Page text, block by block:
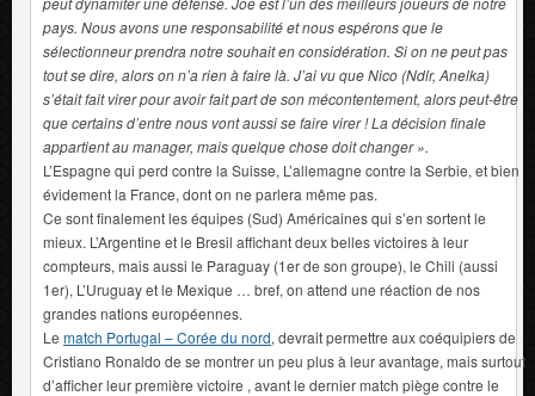
pays. Nous avons une responsabilité et nous espérons que le
sélectionneur prendra notre souhait en considération. Si on ne peut pas
tout se dire, alors on n’a rien à faire là. J’ai vu que Nico (Ndlr, Anelka)
s’était fait virer pour avoir fait part de son mécontentement, alors peut-être
que certains d’entre nous vont aussi se faire virer ! La décision finale
appartient au manager, mais quelque chose doit changer ».
L’Espagne qui perd contre la Suisse, L’allemagne contre la Serbie, et bien
évidement la France, dont on ne parlera même pas.
Ce sont finalement les équipes (Sud) Américaines qui s’en sortent le
mieux. L’Argentine et le Bresil affichant deux belles victoires à leur
compteurs, mais aussi le Paraguay (1er de son groupe), le Chili (aussi
1er), L’Uruguay et le Mexique … bref, on attend une réaction de nos
grandes nations européennes.
Le match Portugal – Corée du nord, devrait permettre aux coéquipiers de
Cristiano Ronaldo de se montrer un peu plus à leur avantage, mais surtout
d’afficher leur première victoire , avant le dernier match piège contre le